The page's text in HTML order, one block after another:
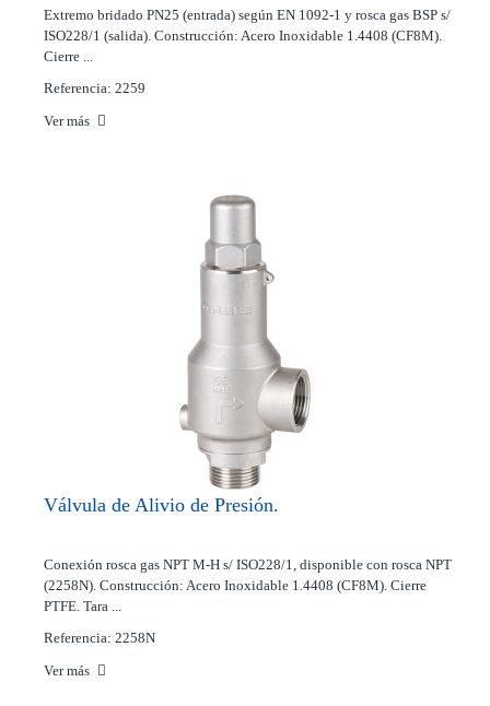
Extremo bridado PN25 (entrada) según EN 1092-1 y rosca gas BSP s/
ISO228/1 (salida). Construcción: Acero Inoxidable 1.4408 (CF8M).
Cierre ...
Referencia: 2259
Ver más
Válvula de Alivio de Presión.
Conexión rosca gas NPT M-H s/ ISO228/1, disponible con rosca NPT
(2258N). Construcción: Acero Inoxidable 1.4408 (CF8M). Cierre
PTFE. Tara ...
Referencia: 2258N
Ver más